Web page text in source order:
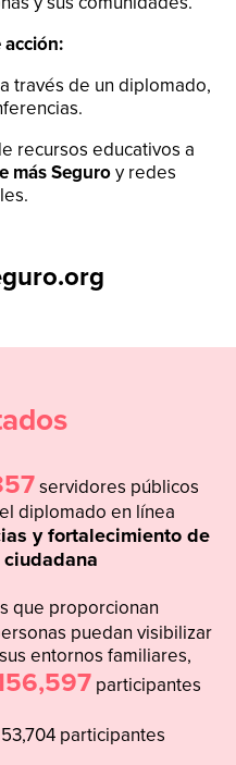
acción:
través de un diplomado,
recursos educativos a
más Seguroy redes
servidores públicos
diplomado en línea
y fortalecimiento de
que proporcionan
puedan visibilizar
entornos familiares,
participantes
participantes